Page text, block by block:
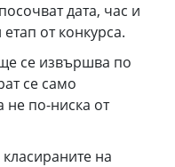
дата, час и
от конкурса.
се извършва по
се само
не по-ниска от
на